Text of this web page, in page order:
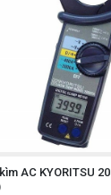
MINH
Xã Tân
BOSEAN
AC KYORITSU